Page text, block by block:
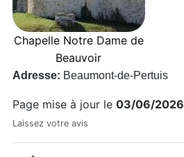
Chapelle Notre Dame de
Beauvoir
Adresse: Beaumont-de-Pertuis
Page mise à jour le 03/06/2026
Laissez votre avis